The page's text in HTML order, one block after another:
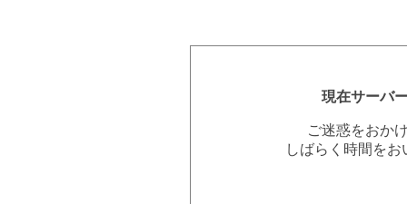
現在サーバ
ご迷惑をおか
しばらく時間を